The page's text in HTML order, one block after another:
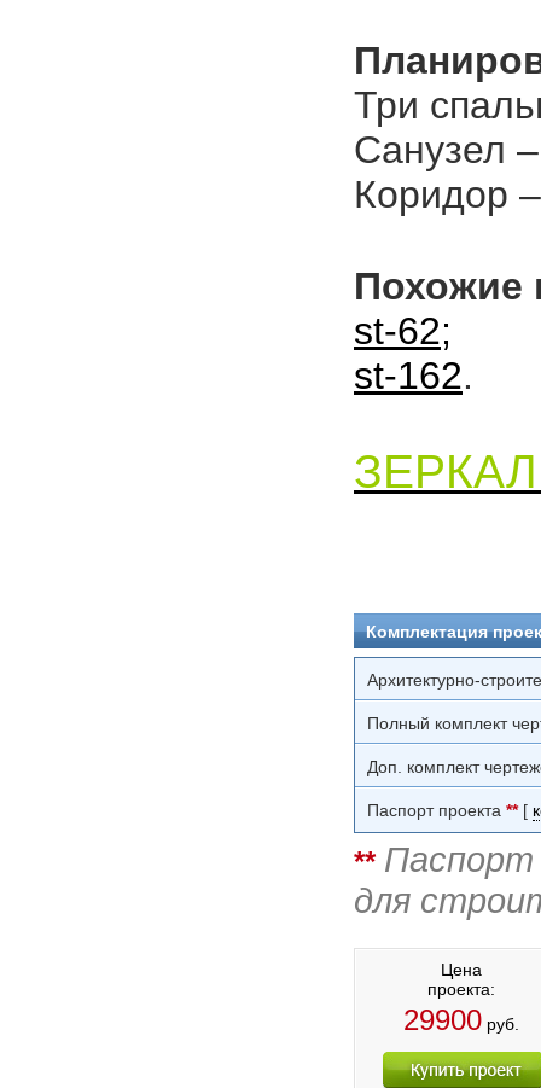
Три
Санузел
Коридор
Похожие
st-62;
st-162.
Комплектация
Архитектурно-
Полный комплект
Доп. комплект
Паспорт проекта **[
** Паспорт
для
Цена
проекта:
29900руб.